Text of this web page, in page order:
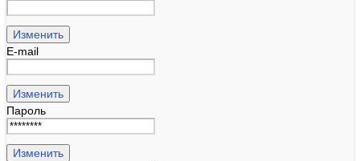
Изменить
E-mail
Изменить
Пароль
Изменить